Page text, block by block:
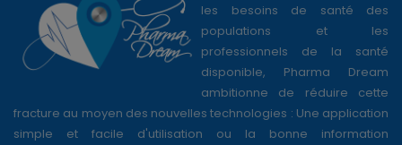
les besoins de santé des
populations et les
professionnels de la santé
disponible, Pharma Dream
ambitionne de réduire cette
fracture au moyen des nouvelles technologies : Une application
simple et facile d'utilisation ou la bonne information